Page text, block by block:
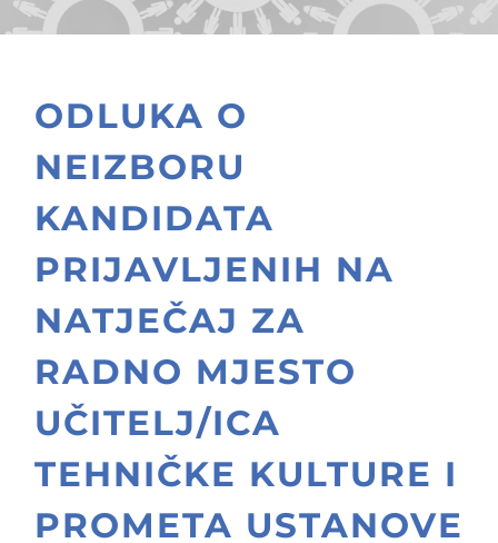
ODLUKA O
NEIZBORU
KANDIDATA
PRIJAVLJENIH NA
NATJEČAJ ZA
RADNO MJESTO
UČITELJ/ICA
TEHNIČKE KULTURE I
PROMETA USTANOVE